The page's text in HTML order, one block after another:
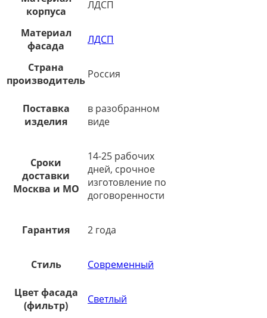
корпуса
ЛДСП
Материал
фасада
ЛДСП
Страна
производитель Россия
Поставка
изделия
в разобранном
виде
Сроки
доставки
Москва и МО
14-25 рабочих
дней, срочное
изготовление по
договоренности
Гарантия 2 года
Стиль Современный
Цвет фасада
(фильтр)
Светлый